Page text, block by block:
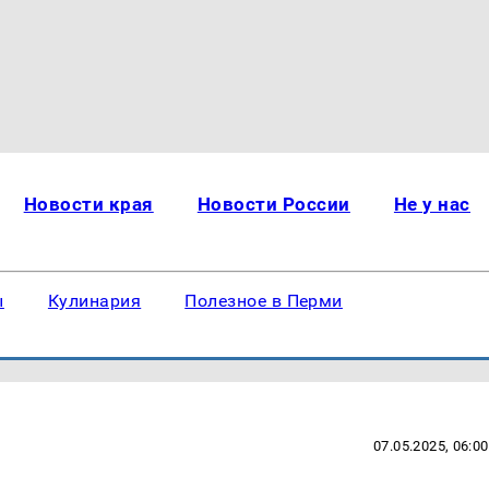
Новости края Новости России Не у нас
Кулинария Полезное в Перми
07.05.2025, 06:00